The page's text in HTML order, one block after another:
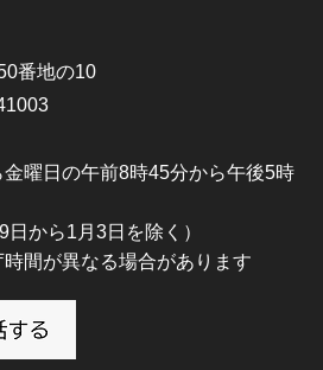
番地の10
曜日の午前8時45分から午後5時
日から1月3日を除く）
間が異なる場合があります